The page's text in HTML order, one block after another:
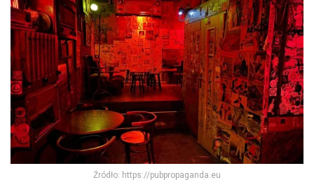
Źródło: https://pubpropaganda.eu